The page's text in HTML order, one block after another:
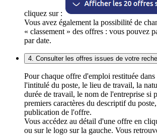
cliquez sur :
Vous avez également la possibilité de
« classement » des offres : vous pouvez
par date.
4. Consulter les offres issues de votre
Pour chaque offre d'emploi restituée
l'intitulé du poste, le lieu de travail, la
durée de travail, le nom de l'entreprise si
premiers caractères du descriptif du
publication de l'offre.
Vous accédez au détail d'une offre en
ou sur le logo sur la gauche. Vous